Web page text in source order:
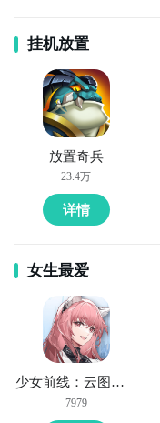
挂机放置
放置奇兵
23.4万
详情
女生最爱
少女前线：云图计划
7979